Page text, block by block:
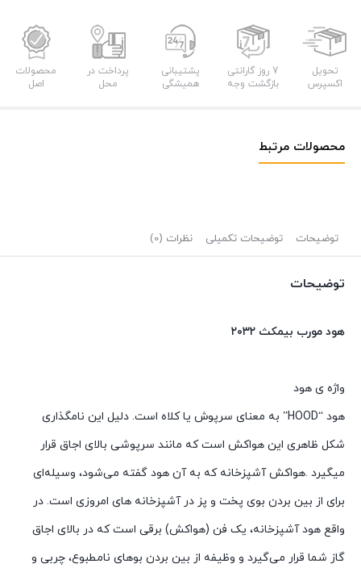
تحویل
اکسپرس
7 روز گارانتی
بازگشت وجه
پشتیبانی
همیشگی
پرداخت در
محل
محصولات
اصل
محصولات مرتبط
توضیحات توضیحات تکمیلی نظرات (0)
توضیحات
هود مورب بیمکث ۲۰۳۲
واژه ی هود
هود “HOOD” به معنای سرپوش یا کلاه است. دلیل این نامگذاری
شکل ظاهری این هواکش است که مانند سرپوشی بالای اجاق قرار
میگیرد .هواکش آشپزخانه که به آن هود گفته می‌شود، وسیله‌ای
برای از بین بردن بوی پخت‌ و پز در آشپزخانه‌ های امروزی است. در
واقع هود آشپزخانه، یک فن (هواکش) برقی است که در بالای اجاق
گاز شما قرار می‌گیرد و وظیفه از بین بردن بوهای نامطبوع، چربی و